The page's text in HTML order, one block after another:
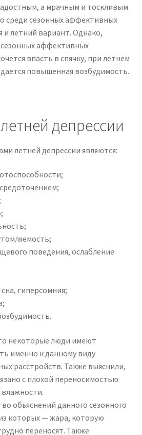
а мрачным и тоскливым.
среди сезонных аффективных
и летний вариант. Однако,
аффективных
впасть в спячку, при летнем
повышенная возбудимость.
депрессии
летней депрессии являются:
поведения, ослабление
гиперсомния;
некоторые люди имеют
именно к данному виду
расстройств. Также выяснили,
с плохой переносимостью
объяснений данного сезонного
которых — жара, которую
переносят. Также